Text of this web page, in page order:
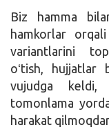
Biz hamma
hamkorlar
variantlarini
oʻtish, hujjatlar
vujudga
tomonlama
harakat